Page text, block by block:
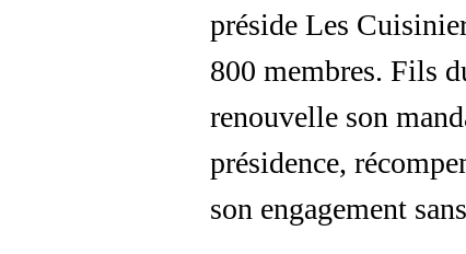
préside Les
800 membres. Fils
renouvelle son
présidence,
son engagement